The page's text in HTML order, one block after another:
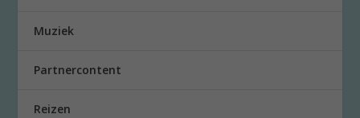
Muziek
Partnercontent
Reizen